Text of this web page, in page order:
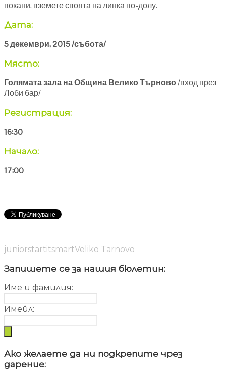
покани, вземете своята на линка по-долу.
Дата:
5 декември, 2015 /събота/
Място:
Голямата зала на Община Велико Търново/вход през
Лоби бар/
Регистрация:
16:30
Начало:
17:00
juniorstartitsmartVeliko Tarnovo
Запишете се за нашия бюлетин:
Име и фамилия:
Имейл:
Ако желаете да ни подкрепите чрез
дарение: